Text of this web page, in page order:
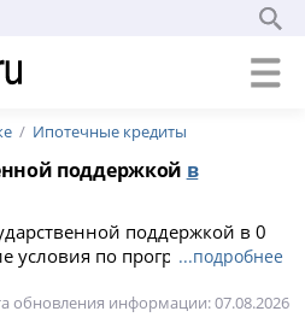
Ипотечные кредиты
поддержкой в
поддержкой в 0
условия по программе
на официальном сайте
...подробнее
обновления информации: 07.08.2026